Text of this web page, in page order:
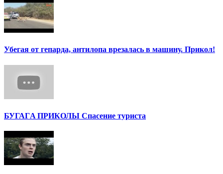
Убегая от гепарда, антилопа врезалась в машину. Прикол!
БУГАГA ПРИКОЛЫ Спасение туриста